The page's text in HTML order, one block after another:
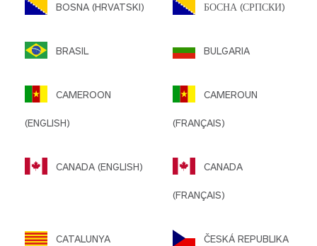
BOSNA (HRVATSKI) БОСНА (СРПСКИ)
BRASIL BULGARIA
CAMEROON
(ENGLISH)
CAMEROUN
(FRANÇAIS)
CANADA (ENGLISH) CANADA
(FRANÇAIS)
CATALUNYA ČESKÁ REPUBLIKA